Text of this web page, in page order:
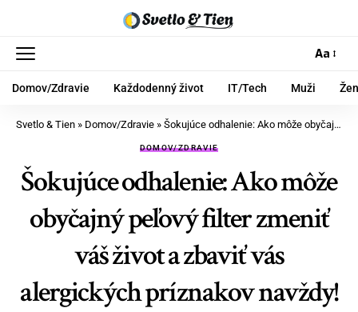
Aa
Domov/Zdravie Každodenný život IT/Tech Muži
Svetlo & Tien » Domov/Zdravie » Šokujúce odhalenie: Ako môže obyčajný peľový filter zmeniť váš život a zbaviť vás alergických príznakov navždy!
DOMOV/ZDRAVIE
Šokujúce odhalenie: Ako môže
obyčajný peľový filter zmeniť
váš život a zbaviť vás
alergických príznakov navždy!